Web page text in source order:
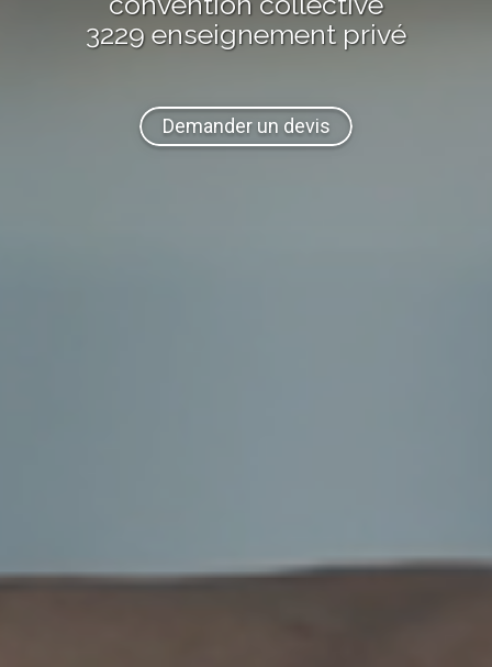
3229 enseignement privé
Demander un devis